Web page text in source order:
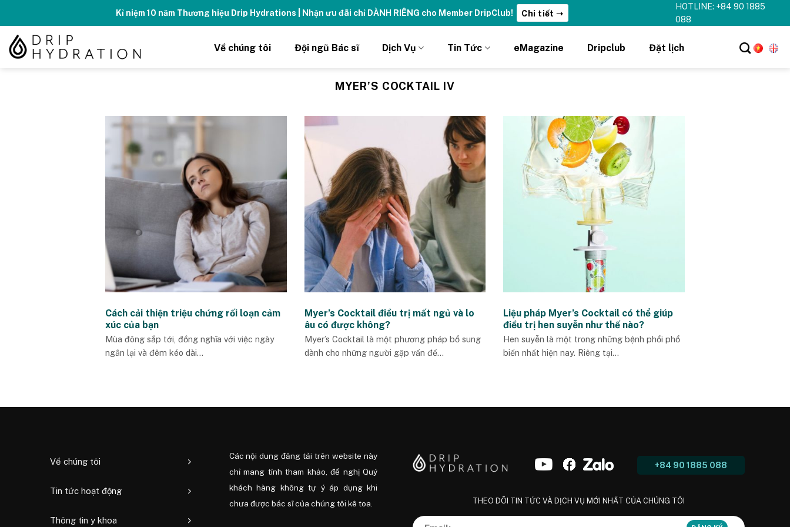
content
Kỉ niệm 10 năm Thương hiệu Drip Hydrations | Nhận ưu đãi chỉ DÀNH RIÊNG cho Member DripClub! Chi tiết ➝
HOTLINE: +84 90 1885
088
Về chúng tôi Đội ngũ Bác sĩ Dịch Vụ Tin Tức eMagazine Dripclub Đặt lịch
MYER’S COCKTAIL IV
Cách cải thiện triệu chứng rối loạn cảm
xúc của bạn
Mùa đông sắp tới, đồng nghĩa với việc ngày
ngắn lại và đêm kéo dài...
Myer’s Cocktail điều trị mất ngủ và lo
âu có được không?
Myer’s Cocktail là một phương pháp bổ sung
dành cho những người gặp vấn đề...
Liệu pháp Myer’s Cocktail có thể giúp
điều trị hen suyễn như thế nào?
Hen suyễn là một trong những bệnh phổi phổ
biến nhất hiện nay. Riêng tại...
Về chúng tôi
Tin tức hoạt động
Thông tin y khoa
Các nội dung đăng tải trên website này
chỉ mang tính tham khảo, đề nghị Quý
khách hàng không tự ý áp dụng khi
chưa được bác sĩ của chúng tôi kê toa.
+84 90 1885 088
THEO DÕI TIN TỨC VÀ DỊCH VỤ MỚI NHẤT CỦA CHÚNG TÔI